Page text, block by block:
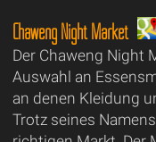
Chaweng Night Market
Der Chaweng Night
Auswahl an
an denen Kleidung
Trotz seines